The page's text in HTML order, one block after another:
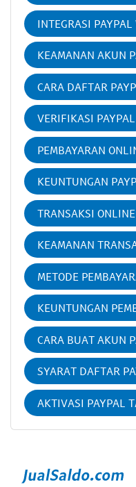
INTEGRASI PAYPAL
KEAMANAN AKUN
CARA DAFTAR
VERIFIKASI PAYPAL
PEMBAYARAN
KEUNTUNGAN
TRANSAKSI ONLINE
KEAMANAN
METODE
KEUNTUNGAN
CARA BUAT AKUN
SYARAT DAFTAR
AKTIVASI PAYPAL